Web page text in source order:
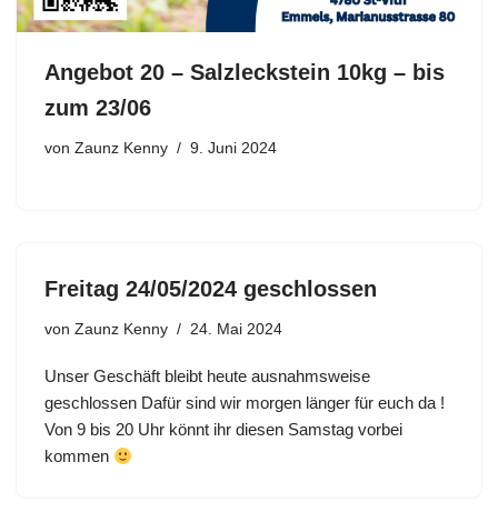
Angebot 20 – Salzleckstein 10kg – bis
zum 23/06
von Zaunz Kenny 9. Juni 2024
Freitag 24/05/2024 geschlossen
von Zaunz Kenny 24. Mai 2024
Unser Geschäft bleibt heute ausnahmsweise
geschlossen Dafür sind wir morgen länger für euch da !
Von 9 bis 20 Uhr könnt ihr diesen Samstag vorbei
kommen